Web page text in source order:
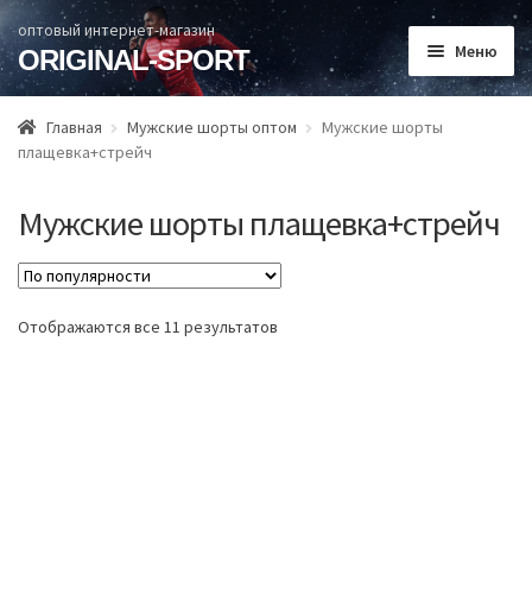
оптовый интернет-магазин
ORIGINAL-SPORT Меню
Главная
Способы оплаты
О нас
Контакты
Главная Мужские шорты оптом
Мужские шорты
плащевка+стрейч
Мужские шорты плащевка+стрейч
Отображаются все 11 результатов